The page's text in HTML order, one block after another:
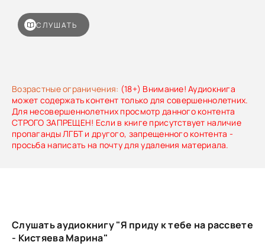
Соня. Он – бывший спецназовец, «севший» в инвалидное
кресло. Она взялась за него. Вылечила. А дальше что-то
пошло не так….
Возрастные ограничения: (18+) Внимание! Аудиокнига
может содержать контент только для совершеннолетних.
Для несовершеннолетних просмотр данного контента
СТРОГО ЗАПРЕЩЕН! Если в книге присутствует наличие
пропаганды ЛГБТ и другого, запрещенного контента -
просьба написать на почту для удаления материала.
СЛУШАТЬ
Слушать аудиокнигу "Я приду к тебе на рассвете
- Кистяева Марина"